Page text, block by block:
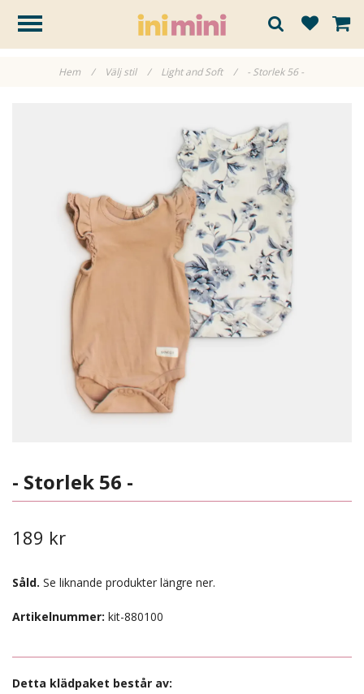
Hem / Välj stil / Light and Soft / - Storlek 56 -
- Storlek 56 -
189 kr
Såld. Se liknande produkter längre ner.
Artikelnummer: kit-880100
Detta klädpaket består av: